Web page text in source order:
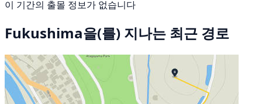
이 기간의 출몰 정보가 없습니다
Fukushima을(를) 지나는 최근 경로